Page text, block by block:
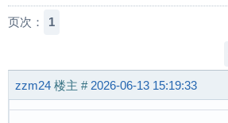
页次： 1
zzm24 楼主 # 2026-06-13 15:19:33